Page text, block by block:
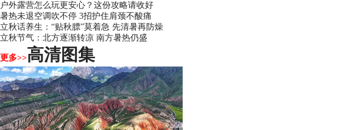
户外露营怎么玩更安心？这份攻略请收好
暑热未退空调吹不停 3招护住肩颈不酸痛
立秋话养生：“贴秋膘”莫着急 先清暑再防燥
立秋节气：北方逐渐转凉 南方暑热仍盛
更多>>高清图集